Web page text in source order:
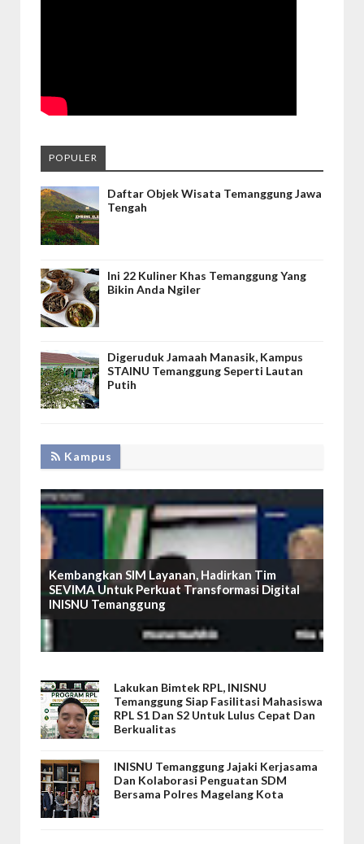
POPULER
Daftar Objek Wisata Temanggung Jawa
Tengah
Ini 22 Kuliner Khas Temanggung Yang
Bikin Anda Ngiler
Digeruduk Jamaah Manasik, Kampus
STAINU Temanggung Seperti Lautan
Putih
Kampus
Kembangkan SIM Layanan, Hadirkan Tim
SEVIMA Untuk Perkuat Transformasi Digital
INISNU Temanggung
Lakukan Bimtek RPL, INISNU
Temanggung Siap Fasilitasi Mahasiswa
RPL S1 Dan S2 Untuk Lulus Cepat Dan
Berkualitas
INISNU Temanggung Jajaki Kerjasama
Dan Kolaborasi Penguatan SDM
Bersama Polres Magelang Kota